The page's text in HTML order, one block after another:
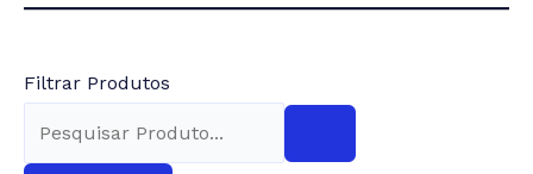
Filtrar Produtos